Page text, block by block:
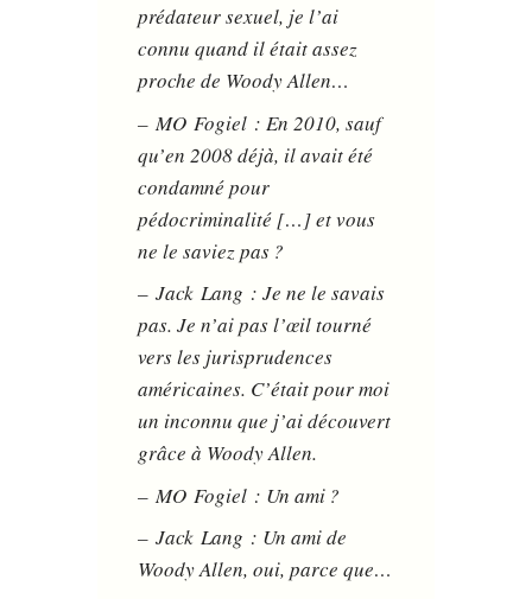
prédateur sexuel, je l’ai
connu quand il était assez
proche de Woody Allen…
– MO Fogiel : En 2010, sauf
qu’en 2008 déjà, il avait été
condamné pour
pédocriminalité […] et vous
ne le saviez pas ?
– Jack Lang : Je ne le savais
pas. Je n’ai pas l’œil tourné
vers les jurisprudences
américaines. C’était pour moi
un inconnu que j’ai découvert
grâce à Woody Allen.
– MO Fogiel : Un ami ?
– Jack Lang : Un ami de
Woody Allen, oui, parce que…